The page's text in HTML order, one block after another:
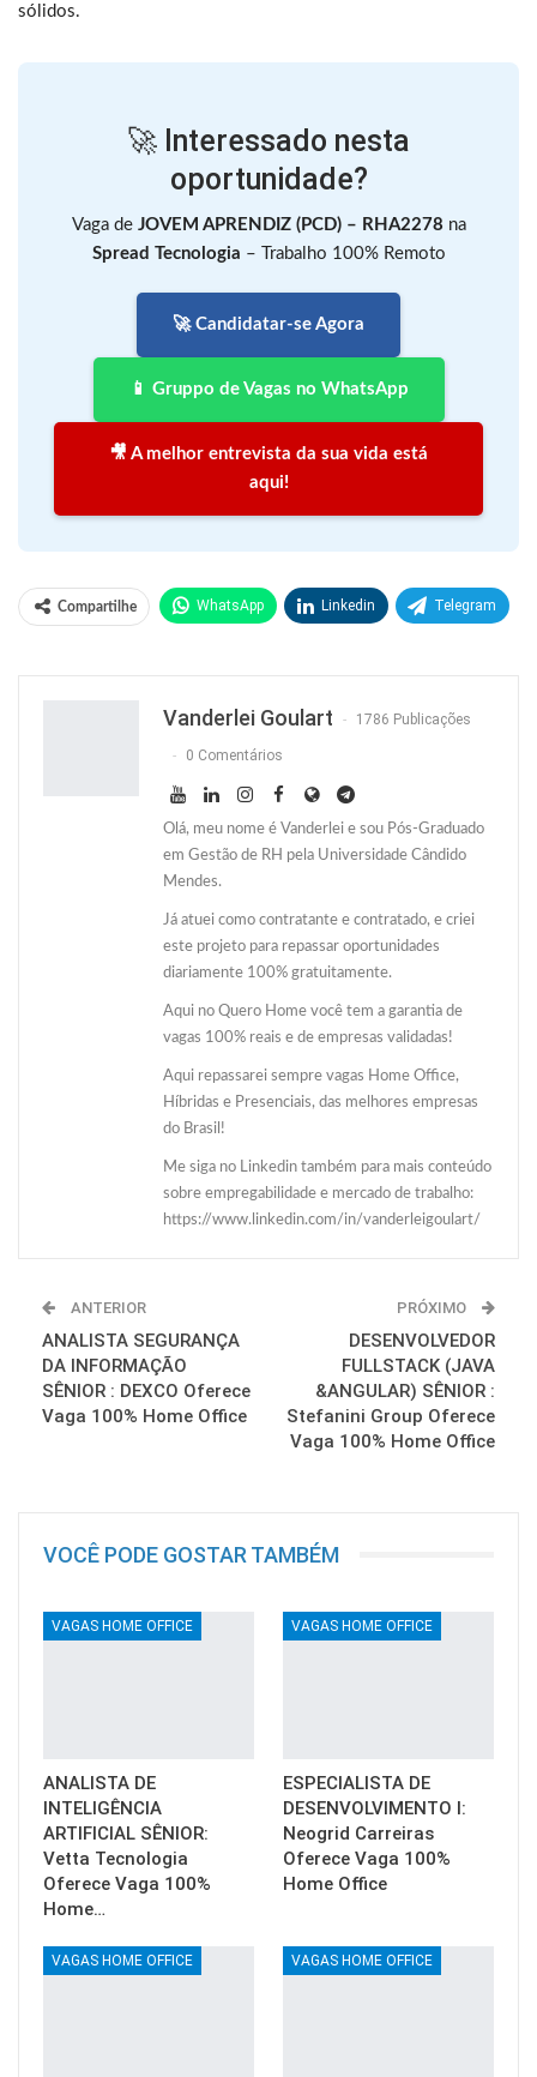
sólidos.
🚀 Interessado nesta
oportunidade?
Vaga de JOVEM APRENDIZ (PCD) – RHA2278 na
Spread Tecnologia – Trabalho 100% Remoto
🚀 Candidatar-se Agora
📱 Gruppo de Vagas no WhatsApp
🎥 A melhor entrevista da sua vida está
aqui!
Compartilhe WhatsApp Linkedin Telegram
Vanderlei Goulart 1786 Publicações
0 Comentários
Olá, meu nome é Vanderlei e sou Pós-Graduado
em Gestão de RH pela Universidade Cândido
Mendes.
Já atuei como contratante e contratado, e criei
este projeto para repassar oportunidades
diariamente 100% gratuitamente.
Aqui no Quero Home você tem a garantia de
vagas 100% reais e de empresas validadas!
Aqui repassarei sempre vagas Home Office,
Híbridas e Presenciais, das melhores empresas
do Brasil!
Me siga no Linkedin também para mais conteúdo
sobre empregabilidade e mercado de trabalho:
https://www.linkedin.com/in/vanderleigoulart/
ANTERIOR
ANALISTA SEGURANÇA
DA INFORMAÇÃO
SÊNIOR : DEXCO Oferece
Vaga 100% Home Office
PRÓXIMO
DESENVOLVEDOR
FULLSTACK (JAVA
&ANGULAR) SÊNIOR :
Stefanini Group Oferece
Vaga 100% Home Office
VOCÊ PODE GOSTAR TAMBÉM
VAGAS HOME OFFICE
ANALISTA DE
INTELIGÊNCIA
ARTIFICIAL SÊNIOR:
Vetta Tecnologia
Oferece Vaga 100%
Home…
VAGAS HOME OFFICE
ESPECIALISTA DE
DESENVOLVIMENTO I:
Neogrid Carreiras
Oferece Vaga 100%
Home Office
VAGAS HOME OFFICE VAGAS HOME OFFICE